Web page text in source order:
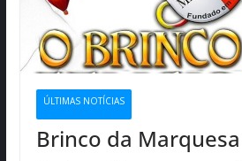
ÚLTIMAS NOTÍCIAS
Brinco da